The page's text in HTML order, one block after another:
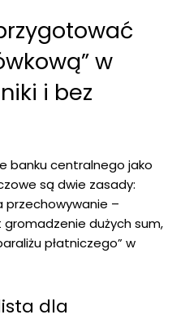
w
i bez
banku centralnego jako
są dwie zasady:
przechowywanie –
dużych sum,
płatniczego” w
dla